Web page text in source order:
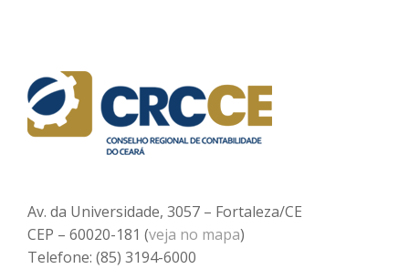
Av. da Universidade, 3057 – Fortaleza/CE
CEP – 60020-181 (veja no mapa)
Telefone: (85) 3194-6000